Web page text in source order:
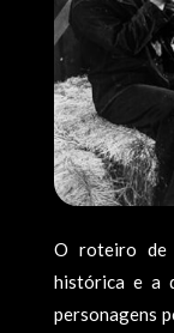
O roteiro de
histórica e a
personagens